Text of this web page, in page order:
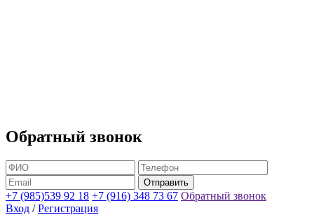
Обратный звонок
+7 (985)539 92 18 +7 (916) 348 73 67 Обратный звонок
Вход / Регистрация